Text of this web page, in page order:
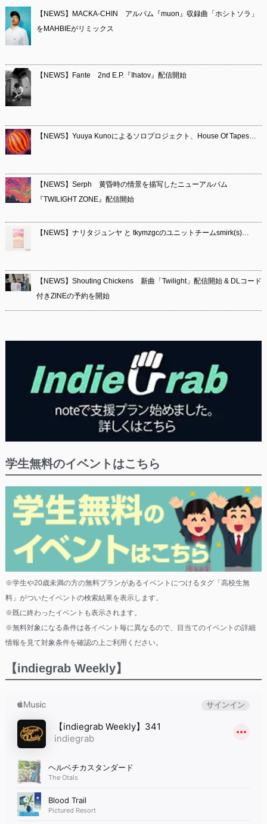
【NEWS】MACKA-CHIN アルバム『muon』収録曲「ホシトソラ」
をMAHBIEがリミックス
【NEWS】Fante 2nd E.P.『Ihatov』配信開始
【NEWS】Yuuya Kunoによるソロプロジェクト、House Of Tapes…
【NEWS】Serph 黄昏時の情景を描写したニューアルバム
『TWILIGHT ZONE』配信開始
【NEWS】ナリタジュンヤ と tkymzgcのユニットチームsmirk(s)…
【NEWS】Shouting Chickens 新曲「Twilight」配信開始 & DLコード
付きZINEの予約を開始
学生無料のイベントはこちら
※学生や20歳未満の方の無料プランがあるイベントにつけるタグ「高校生無
料」がついたイベントの検索結果を表示します。
※既に終わったイベントも表示されます。
※無料対象になる条件は各イベント毎に異なるので、目当てのイベントの詳細
情報を見て対象条件を確認の上ご利用ください。
【indiegrab Weekly】